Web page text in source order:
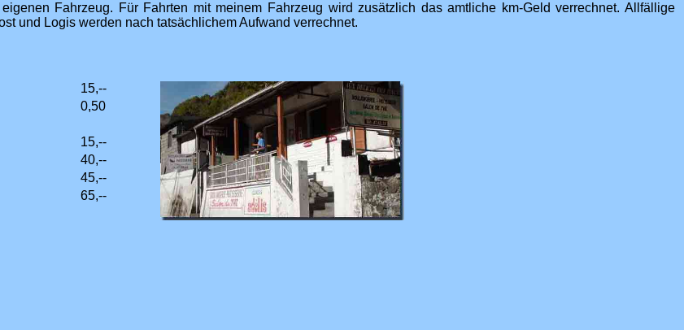
Fahrzeug. Für Fahrten mit meinem Fahrzeug wird zusätzlich das amtliche km-Geld verrechnet. Allfällige
und Logis werden nach tatsächlichem Aufwand verrechnet.
15,--
0,50
15,--
40,--
45,--
65,--